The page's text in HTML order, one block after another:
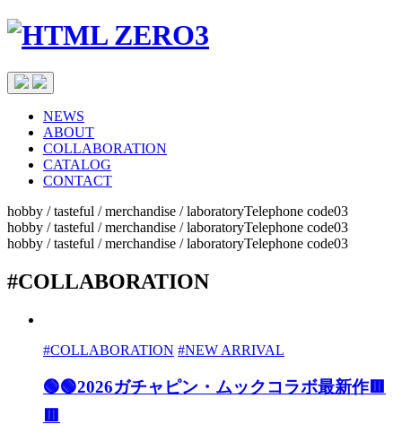
NEWS
ABOUT
COLLABORATION
CATALOG
CONTACT
hobby / tasteful / merchandise / laboratoryTelephone code03
hobby / tasteful / merchandise / laboratoryTelephone code03
hobby / tasteful / merchandise / laboratoryTelephone code03
#COLLABORATION
#COLLABORATION #NEW ARRIVAL
🟢🟢2026ガチャピン・ムックコラボ最新作🟥
🟥